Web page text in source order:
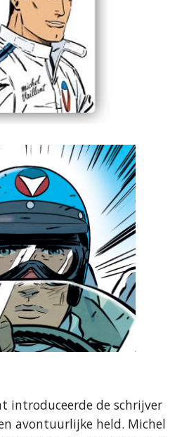
introduceerde de schrijver
avontuurlijke held. Michel